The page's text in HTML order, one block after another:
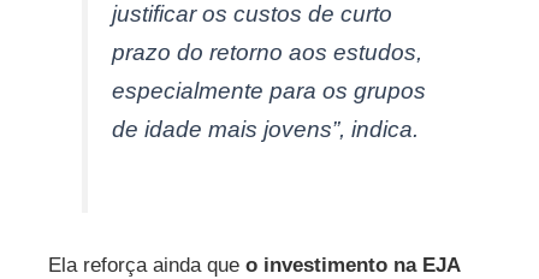
justificar os custos de curto
prazo do retorno aos estudos,
especialmente para os grupos
de idade mais jovens”, indica.
Ela reforça ainda que o investimento na EJA